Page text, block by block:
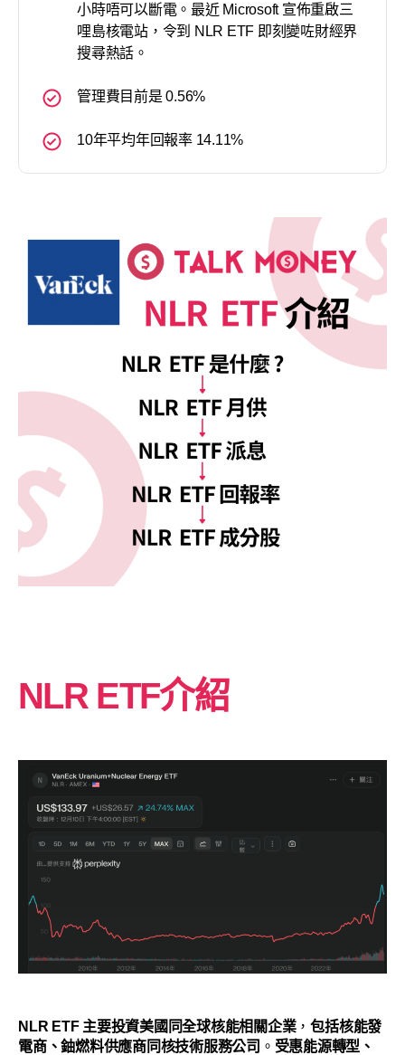
小時唔可以斷電。最近 Microsoft 宣佈重啟三
哩島核電站，令到 NLR ETF 即刻變咗財經界
搜尋熱話。
管理費目前是 0.56%
10年平均年回報率 14.11%
NLR ETF介紹
NLR ETF 主要投資美國同全球核能相關企業，包括核能發
電商、鈾燃料供應商同核技術服務公司 。 受惠能源轉型、